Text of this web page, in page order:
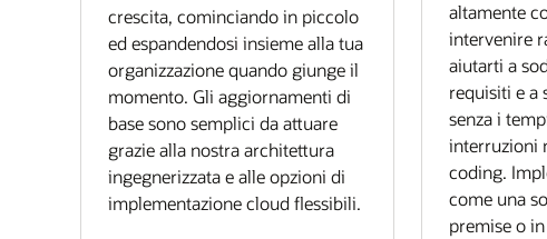
crescita, cominciando in piccolo
ed espandendosi insieme alla tua
organizzazione quando giunge il
momento. Gli aggiornamenti di
base sono semplici da attuare
grazie alla nostra architettura
ingegnerizzata e alle opzioni di
implementazione cloud flessibili.
altamente
intervenire
aiutarti a
requisiti e a
senza i
interruzioni
coding.
come una
premise o